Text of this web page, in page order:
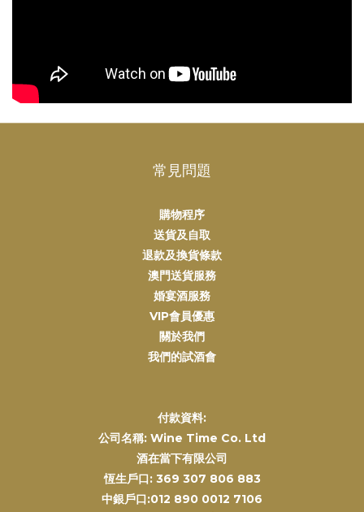
常見問題
購物程序
送貨及自取
退款及換貨條款
澳門送貨服務
婚宴酒服務
VIP會員優惠
關於我們
我們的試酒會
付款資料:
公司名稱: Wine Time Co. Ltd
酒在當下有限公司
恆生戶口: 369 307 806 883
中銀戶口:012 890 0012 7106